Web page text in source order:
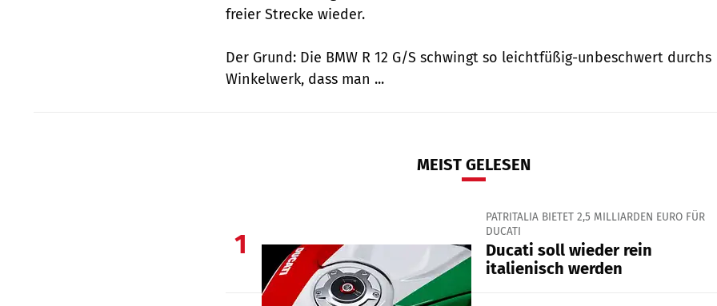
freier Strecke wieder.
Der Grund: Die BMW R 12 G/S schwingt so leichtfüßig-unbeschwert durchs
Winkelwerk, dass man ...
MEIST GELESEN
1
PATRITALIA BIETET 2,5 MILLIARDEN EURO FÜR
DUCATI
Ducati soll wieder rein
italienisch werden